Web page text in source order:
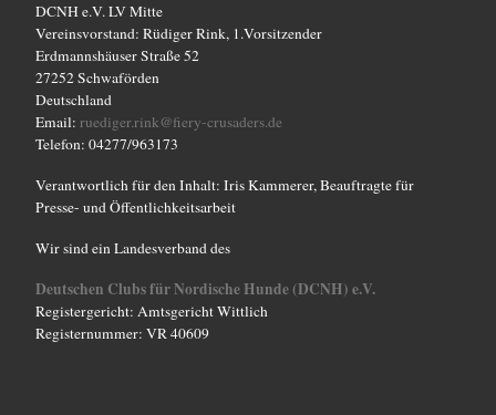
DCNH e.V. LV Mitte
Vereinsvorstand: Rüdiger Rink, 1.Vorsitzender
Erdmannshäuser Straße 52
27252 Schwaförden
Deutschland
Email: ruediger.rink@fiery-crusaders.de
Telefon: 04277/963173
Verantwortlich für den Inhalt: Iris Kammerer, Beauftragte für
Presse- und Öffentlichkeitsarbeit
Wir sind ein Landesverband des
Deutschen Clubs für Nordische Hunde (DCNH) e.V.
Registergericht: Amtsgericht Wittlich
Registernummer: VR 40609